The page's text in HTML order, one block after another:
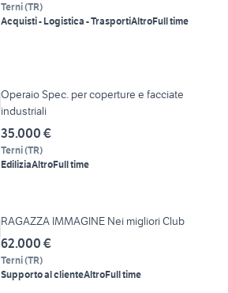
Terni(TR)
Acquisti - Logistica - TrasportiAltroFull time
Operaio Spec. per coperture e facciate
industriali
35.000 €
Terni(TR)
EdiliziaAltroFull time
RAGAZZA IMMAGINE Nei migliori Club
62.000 €
Terni(TR)
Supporto al clienteAltroFull time